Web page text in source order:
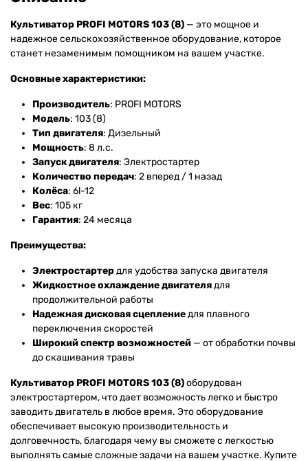
Культиватор PROFI MOTORS 103 (8) — это мощное и
надежное сельскохозяйственное оборудование, которое
станет незаменимым помощником на вашем участке.
Основные характеристики:
Производитель: PROFI MOTORS
Модель: 103 (8)
Тип двигателя: Дизельный
Мощность: 8 л.с.
Запуск двигателя: Электростартер
Количество передач: 2 вперед / 1 назад
Колёса: 6l-12
Вес: 105 кг
Гарантия: 24 месяца
Преимущества:
Электростартердля удобства запуска двигателя
Жидкостное охлаждение двигателядля
продолжительной работы
Надежная дисковая сцеплениедля плавного
переключения скоростей
Широкий спектр возможностей — от обработки почвы
до скашивания травы
Культиватор PROFI MOTORS 103 (8)оборудован
электростартером, что дает возможность легко и быстро
заводить двигатель в любое время. Это оборудование
обеспечивает высокую производительность и
долговечность, благодаря чему вы сможете с легкостью
выполнять самые сложные задачи на вашем участке. Купите